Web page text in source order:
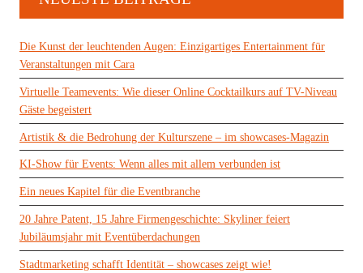
Die Kunst der leuchtenden Augen: Einzigartiges Entertainment für
Veranstaltungen mit Cara
Virtuelle Teamevents: Wie dieser Online Cocktailkurs auf TV-Niveau
Gäste begeistert
Artistik & die Bedrohung der Kulturszene – im showcases-Magazin
KI-Show für Events: Wenn alles mit allem verbunden ist
Ein neues Kapitel für die Eventbranche
20 Jahre Patent, 15 Jahre Firmengeschichte: Skyliner feiert
Jubiläumsjahr mit Eventüberdachungen
Stadtmarketing schafft Identität – showcases zeigt wie!